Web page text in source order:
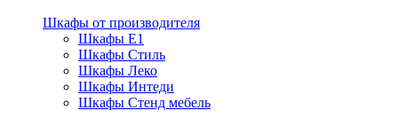
Шкафы от производителя
Шкафы E1
Шкафы Стиль
Шкафы Леко
Шкафы Интеди
Шкафы Стенд мебель